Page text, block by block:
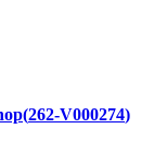
262-V000274